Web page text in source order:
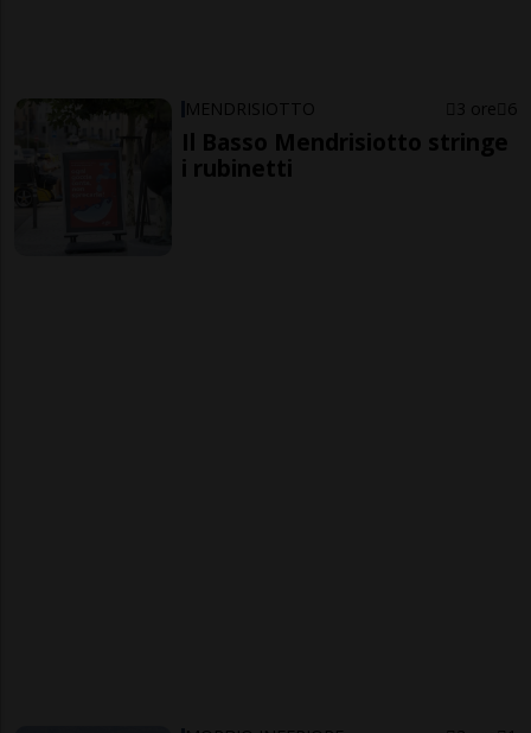
MENDRISIOTTO 3 ore 6
Il Basso Mendrisiotto stringe
i rubinetti